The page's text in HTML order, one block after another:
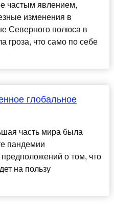
частым явлением,
изменения в
Северного полюса в
гроза, что само по себе
глобальное
часть мира была
пандемии
о том, что
на пользу